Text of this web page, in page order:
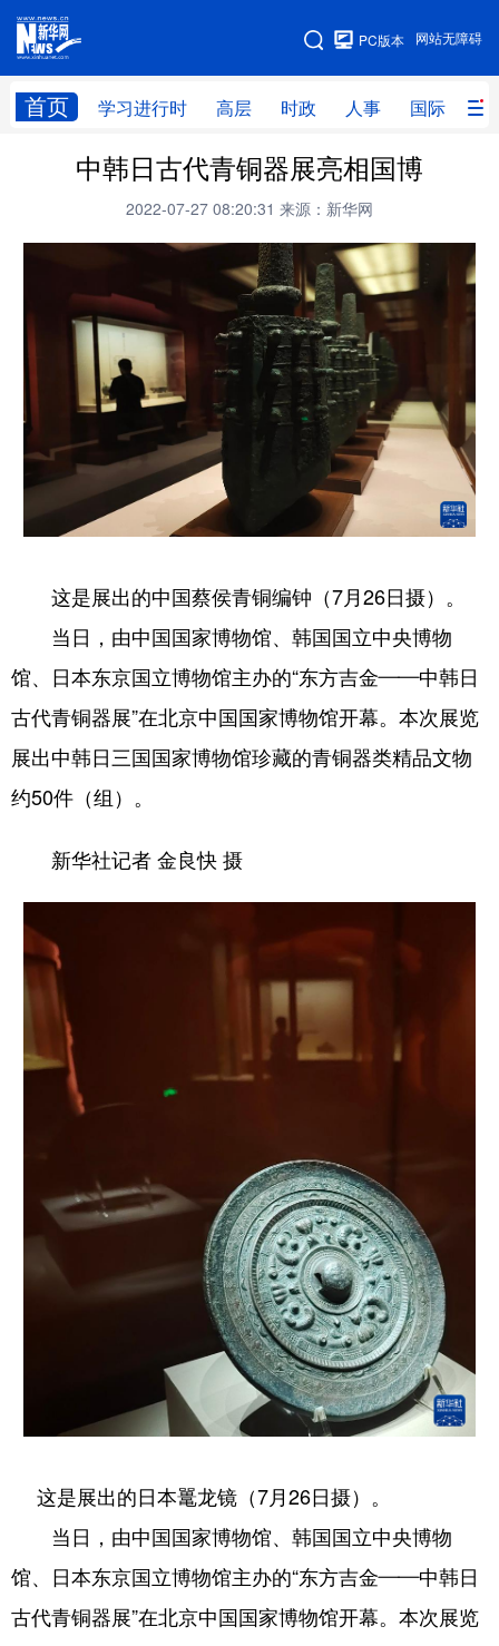
网站无障碍
PC版本
首页 学习进行时 高层 时政 人事 国际 财
网站地图
学习进行时 高层 时政 人事
财经 网评
全球连线 教育
科技 科创 量子
文化 书画 健康
访谈 视频 图片 政务
法律 中央文件
信息化
学术中国 乡村振兴 银龄 溯源中国
城市 旅游 能源 会展
彩票 娱乐 时尚 悦读
公益 一带一路 亚太网 上市公司
文化产业
地方频道
北京 天津
山东 湖北
广东 海南
四川 贵州
内蒙古 黑龙江
Español Français عربى
Русский язык 日本語 한국어
Português
中韩日古代青铜器展亮相国博
2022-07-27 08:20:31 来源：新华网
这是展出的中国蔡侯青铜编钟（7月26日摄）。
当日，由中国国家博物馆、韩国国立中央博物
馆、日本东京国立博物馆主办的“东方吉金——中韩日
古代青铜器展”在北京中国国家博物馆开幕。本次展览
展出中韩日三国国家博物馆珍藏的青铜器类精品文物
约50件（组）。
新华社记者 金良快 摄
这是展出的日本鼍龙镜（7月26日摄）。
当日，由中国国家博物馆、韩国国立中央博物
馆、日本东京国立博物馆主办的“东方吉金——中韩日
古代青铜器展”在北京中国国家博物馆开幕。本次展览